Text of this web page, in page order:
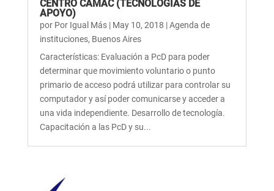
CENTRO CAMAC (TECNOLOGÍAS DE
APOYO)
por Por Igual Más| May 10, 2018 |Agenda de
instituciones, Buenos Aires
Características: Evaluación a PcD para poder
determinar que movimiento voluntario o punto
primario de acceso podrá utilizar para controlar su
computador y así poder comunicarse y acceder a
una vida independiente. Desarrollo de tecnología.
Capacitación a las PcD y su...